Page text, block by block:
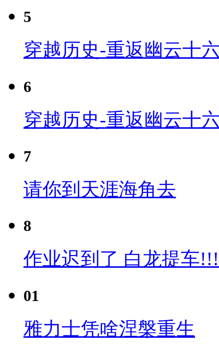
5
穿越历史-重返幽云十
6
穿越历史-重返幽云十
7
请你到天涯海角去
8
作业迟到了 白龙提车
01
雅力士凭啥涅槃重生